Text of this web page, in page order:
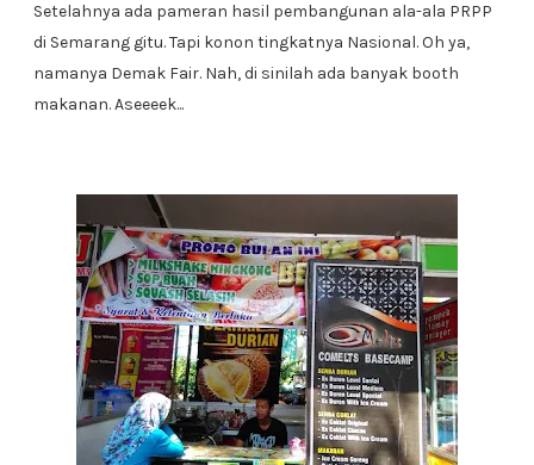
Setelahnya ada pameran hasil pembangunan ala-ala PRPP
di Semarang gitu. Tapi konon tingkatnya Nasional. Oh ya,
namanya Demak Fair. Nah, di sinilah ada banyak booth
makanan. Aseeeek...